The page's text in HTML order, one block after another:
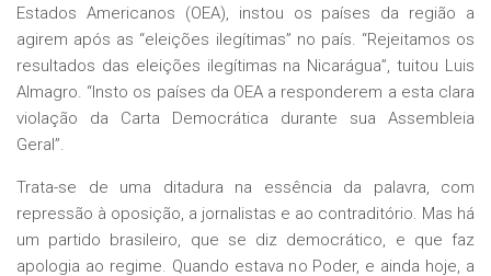
Estados Americanos (OEA), instou os países da região a
agirem após as “eleições ilegítimas” no país. “Rejeitamos os
resultados das eleições ilegítimas na Nicarágua”, tuitou Luis
Almagro. “Insto os países da OEA a responderem a esta clara
violação da Carta Democrática durante sua Assembleia
Geral”.
Trata-se de uma ditadura na essência da palavra, com
repressão à oposição, a jornalistas e ao contraditório. Mas há
um partido brasileiro, que se diz democrático, e que faz
apologia ao regime. Quando estava no Poder, e ainda hoje, a